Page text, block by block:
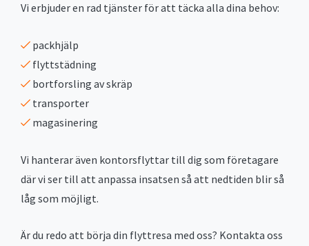
Vi erbjuder en rad tjänster för att täcka alla dina behov:
packhjälp
flyttstädning
bortforsling av skräp
transporter
magasinering
Vi hanterar även kontorsflyttar till dig som företagare
där vi ser till att anpassa insatsen så att nedtiden blir så
låg som möjligt.
Är du redo att börja din flyttresa med oss? Kontakta oss